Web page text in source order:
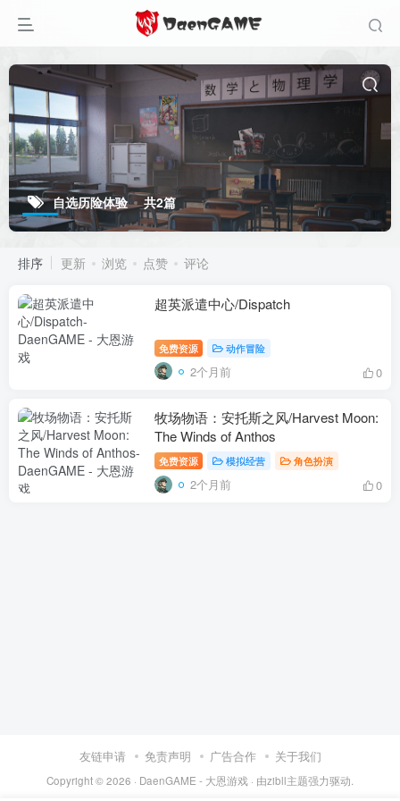
自选历险体验 共2篇
排序 更新 浏览 点赞 评论
超英派遣中心/Dispatch
免费资源 动作冒险
2个月前 0
牧场物语：安托斯之风/Harvest Moon:
The Winds of Anthos
免费资源 模拟经营 角色扮演
2个月前 0
友链申请 免责声明 广告合作 关于我们
Copyright © 2026 · DaenGAME - 大恩游戏 · 由zibll主题强力驱动.